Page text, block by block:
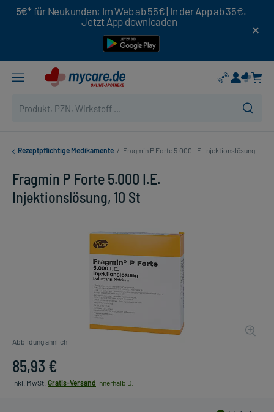
5€* für Neukunden: Im Web ab 55€ | In der App ab 35€.
Jetzt App downloaden
Rezeptpflichtige Medikamente / Fragmin P Forte 5.000 I.E. Injektionslösung
Fragmin P Forte 5.000 I.E.
Injektionslösung, 10 St
Abbildung ähnlich
85,93 €
inkl. MwSt. Gratis-Versand innerhalb D.